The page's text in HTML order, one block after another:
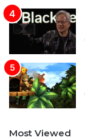
Most Viewed